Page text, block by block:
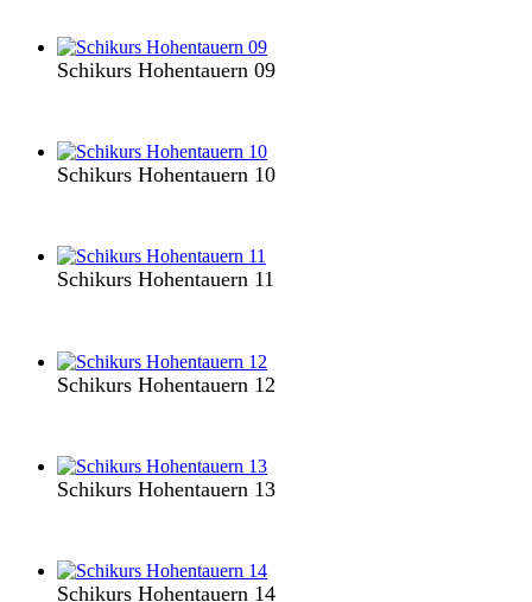
Schikurs Hohentauern 09
Schikurs Hohentauern 10
Schikurs Hohentauern 11
Schikurs Hohentauern 12
Schikurs Hohentauern 13
Schikurs Hohentauern 14